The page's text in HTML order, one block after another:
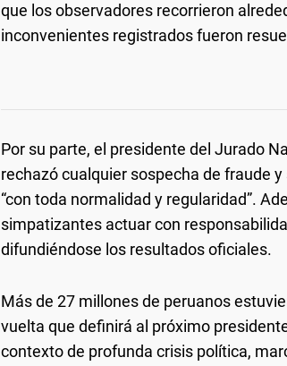
que los observadores recorrieron
inconvenientes registrados fueron
Por su parte, el presidente del Jurado
rechazó cualquier sospecha de fraude
“con toda normalidad y regularidad”.
simpatizantes actuar con
difundiéndose los resultados oficiales.
Más de 27 millones de peruanos
vuelta que definirá al próximo
contexto de profunda crisis política,